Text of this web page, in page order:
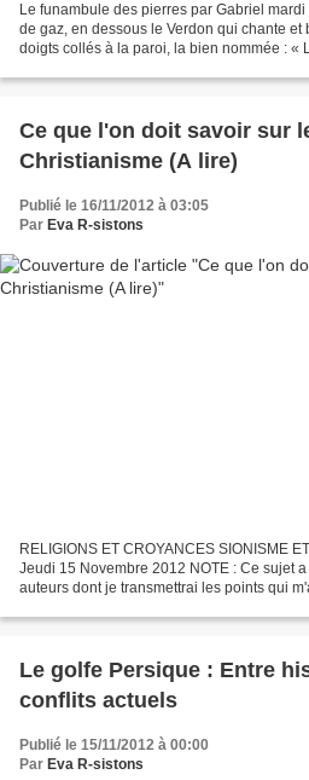
Le funambule des pierres par Gabriel
de gaz, en dessous le Verdon qui chante
doigts collés à la paroi, la bien nommée : «
Ce que l'on doit savoir sur
Christianisme (A lire)
Publié le 16/11/2012 à 03:05
Par Eva R-sistons
RELIGIONS ET CROYANCES SIONISME
Jeudi 15 Novembre 2012 NOTE : Ce sujet
auteurs dont je transmettrai les points qui
Le golfe Persique : Entre
conflits actuels
Publié le 15/11/2012 à 00:00
Par Eva R-sistons